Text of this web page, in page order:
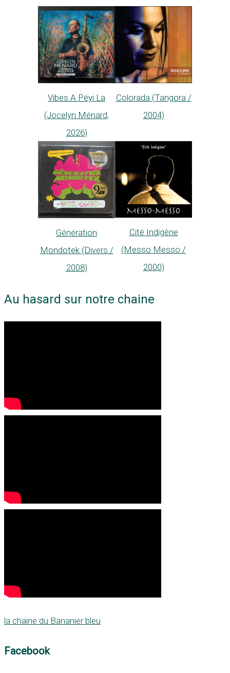
Vibes A Péyi La
(Jocelyn Ménard,
2026)
Colorada (Tangora /
2004)
Génération
Mondotek (Divers /
2008)
Cité Indigène
(Messo Messo /
2000)
Au hasard sur notre chaine
la chaine du Bananier bleu
Facebook